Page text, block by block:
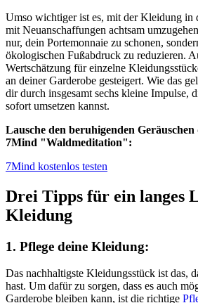
Umso wichtiger ist es, mit der Kleidung in
mit Neuanschaffungen achtsam
nur, dein Portemonnaie zu schonen,
ökologischen Fußabdruck zu reduzieren.
Wertschätzung für einzelne
an deiner Garderobe gesteigert. Wie das
dir durch insgesamt sechs kleine Impulse,
sofort umsetzen kannst.
Lausche den beruhigenden Geräuschen
7Mind "Waldmeditation":
7Mind kostenlos testen
Drei Tipps für ein langes
Kleidung
1. Pflege deine Kleidung:
Das nachhaltigste Kleidungsstück ist das,
hast. Um dafür zu sorgen, dass es auch
Garderobe bleiben kann, ist die richtige